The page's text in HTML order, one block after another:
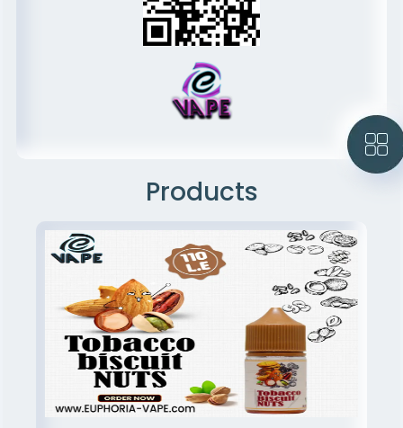
Products